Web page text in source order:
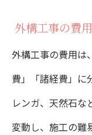
外構工事の費
外構工事の費用は
費」「諸経費」に
レンガ、天然石な
変動し、施工の難